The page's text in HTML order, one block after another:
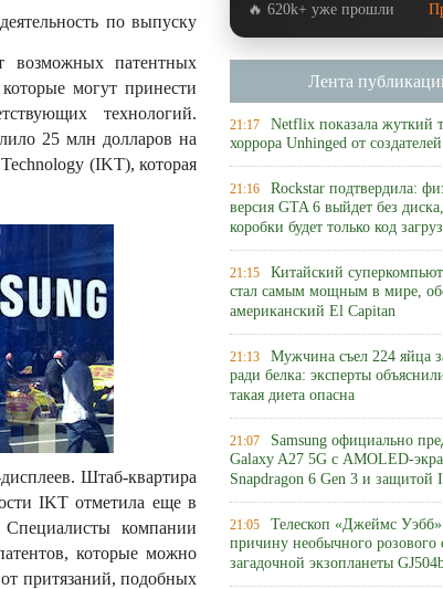
по выпуску
возможных патентных
могут принести
технологий.
25 млн долларов на
(IKT), которая
Штаб-квартира
IKT отметила еще в
компании
которые можно
притязаний, подобных
🔥 620k+ уже прошли
Лента
21:17 Netflix показала жуткий
хоррора Unhinged от
21:16 Rockstar подтвердила:
версия GTA 6 выйдет без
коробки будет только код
21:15 Китайский
стал самым мощным в мире,
американский El Capitan
21:13 Мужчина съел 224 яйца
ради белка: эксперты
такая диета опасна
21:07 Samsung официально
Galaxy A27 5G с AMOLED-
Snapdragon 6 Gen 3 и защитой
21:05 Телескоп «Джеймс
причину необычного розового
загадочной экзопланеты